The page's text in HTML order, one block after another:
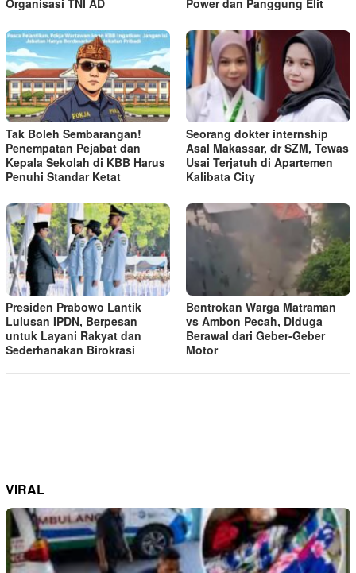
Organisasi TNI AD Power dan Panggung Elit
Tak Boleh Sembarangan!
Penempatan Pejabat dan
Kepala Sekolah di KBB Harus
Penuhi Standar Ketat ​
Seorang dokter internship
Asal Makassar, dr SZM, Tewas
Usai Terjatuh di Apartemen
Kalibata City
Presiden Prabowo Lantik
Lulusan IPDN, Berpesan
untuk Layani Rakyat dan
Sederhanakan Birokrasi
Bentrokan Warga Matraman
vs Ambon Pecah, Diduga
Berawal dari Geber-Geber
Motor
VIRAL